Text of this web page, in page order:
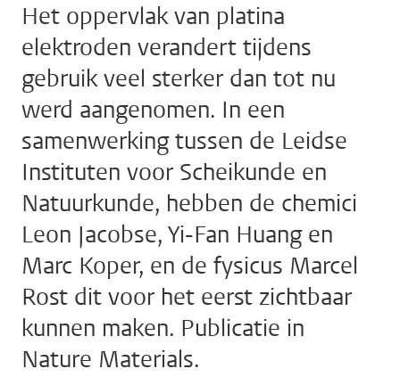
Het oppervlak van platina
elektroden verandert tijdens
gebruik veel sterker dan tot nu
werd aangenomen. In een
samenwerking tussen de Leidse
Instituten voor Scheikunde en
Natuurkunde, hebben de chemici
Leon Jacobse, Yi-Fan Huang en
Marc Koper, en de fysicus Marcel
Rost dit voor het eerst zichtbaar
kunnen maken. Publicatie in
Nature Materials.